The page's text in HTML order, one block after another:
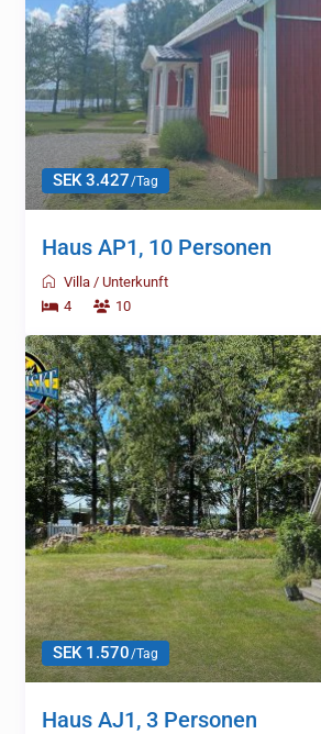
SEK 3.427/Tag
Haus AP1, 10 Personen
Villa /Unterkunft
4
10
SEK 1.570/Tag
Haus AJ1, 3 Personen